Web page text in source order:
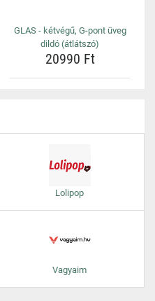
GLAS - kétvégű, G-pont üveg
dildó (átlátszó)
20990 Ft
Lolipop
Vagyaim